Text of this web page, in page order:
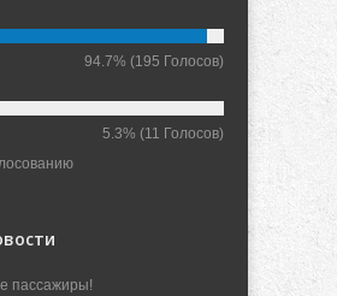
94.7% (195 Голосов)
5.3% (11 Голосов)
пассажиры!